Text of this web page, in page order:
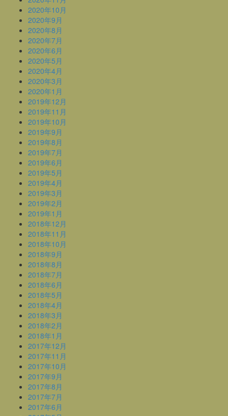
2020年10月
2020年9月
2020年8月
2020年7月
2020年6月
2020年5月
2020年4月
2020年3月
2020年1月
2019年12月
2019年11月
2019年10月
2019年9月
2019年8月
2019年7月
2019年6月
2019年5月
2019年4月
2019年3月
2019年2月
2019年1月
2018年12月
2018年11月
2018年10月
2018年9月
2018年8月
2018年7月
2018年6月
2018年5月
2018年4月
2018年3月
2018年2月
2018年1月
2017年12月
2017年11月
2017年10月
2017年9月
2017年8月
2017年7月
2017年6月